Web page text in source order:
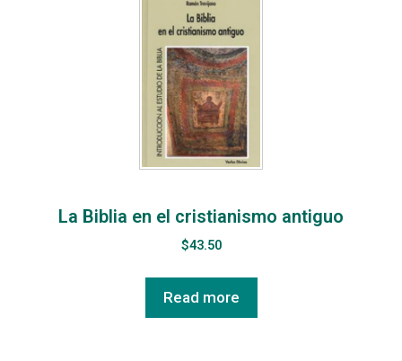
La Biblia en el cristianismo antiguo
$43.50
Read more